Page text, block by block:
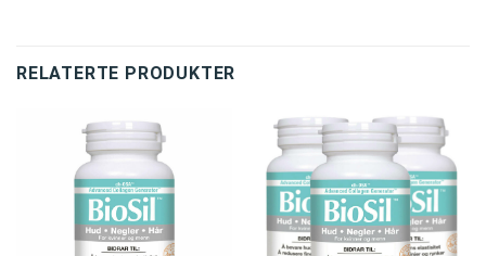
RELATERTE PRODUKTER